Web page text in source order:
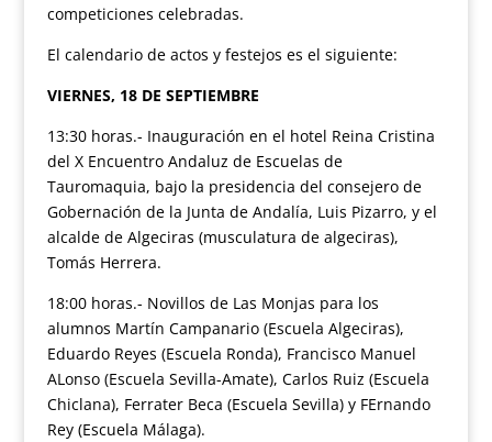
competiciones celebradas.
El calendario de actos y festejos es el siguiente:
VIERNES, 18 DE SEPTIEMBRE
13:30 horas.- Inauguración en el hotel Reina Cristina
del X Encuentro Andaluz de Escuelas de
Tauromaquia, bajo la presidencia del consejero de
Gobernación de la Junta de Andalía, Luis Pizarro, y el
alcalde de Algeciras (musculatura de algeciras),
Tomás Herrera.
18:00 horas.- Novillos de Las Monjas para los
alumnos Martín Campanario (Escuela Algeciras),
Eduardo Reyes (Escuela Ronda), Francisco Manuel
ALonso (Escuela Sevilla-Amate), Carlos Ruiz (Escuela
Chiclana), Ferrater Beca (Escuela Sevilla) y FErnando
Rey (Escuela Málaga).